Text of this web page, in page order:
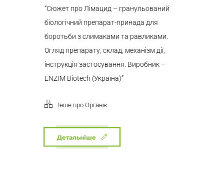
“Сюжет про Лімацид – гранульований
біологічний препарат-принада для
боротьби з слимаками та равликами.
Огляд препарату, склад, механізм дії,
інструкція застосування. Виробник –
ENZIM Biotech (Україна)”
Інше про Органік
Детальніше